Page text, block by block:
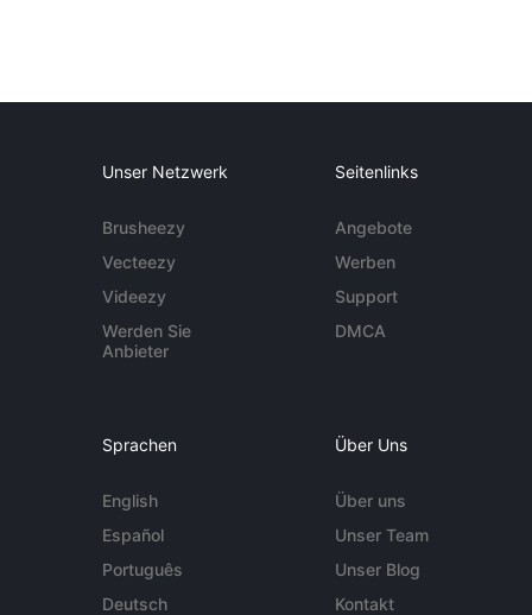
Unser Netzwerk
Brusheezy
Vecteezy
Videezy
Werden Sie
Anbieter
Seitenlinks
Angebote
Werben
Support
DMCA
Sprachen
English
Español
Português
Deutsch
Über Uns
Über uns
Unser Team
Unser Blog
Kontakt